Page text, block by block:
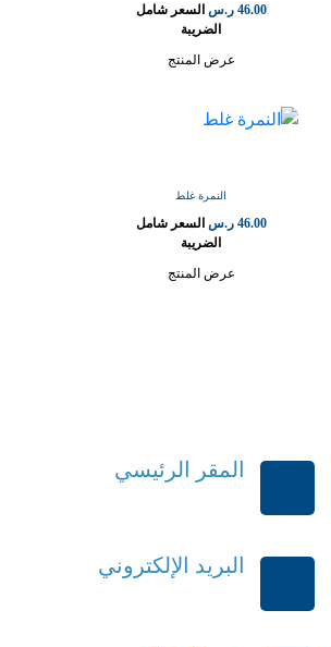
46.00 ر.س السعر شامل
الضريبة
عرض المنتج
النمرة غلط
46.00 ر.س السعر شامل
الضريبة
عرض المنتج
المقر الرئيسي
البريد الإلكتروني